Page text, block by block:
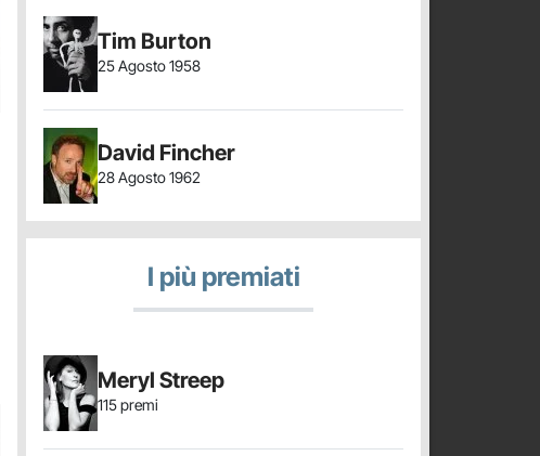
Tim Burton
25 Agosto 1958
David Fincher
28 Agosto 1962
I più premiati
Meryl Streep
115 premi